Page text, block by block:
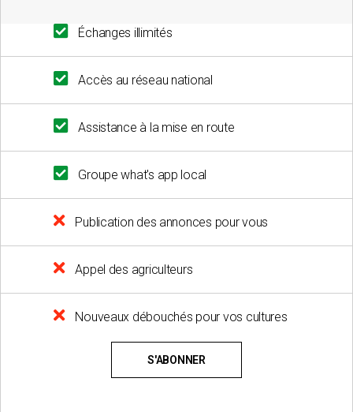
Échanges illimités
Accès au réseau national
Assistance à la mise en route
Groupe what's app local
Publication des annonces pour vous
Appel des agriculteurs
Nouveaux débouchés pour vos cultures
S'ABONNER